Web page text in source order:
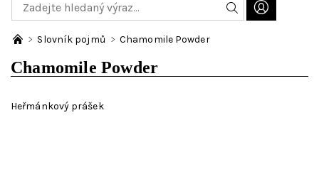
Slovník pojmů Chamomile Powder
Chamomile Powder
Heřmánkový prášek